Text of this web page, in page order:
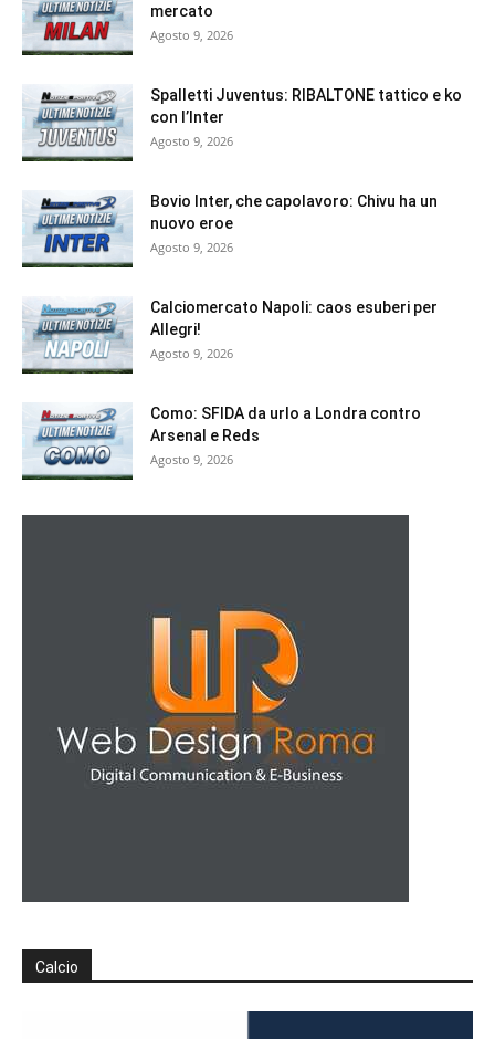
mercato
Agosto 9, 2026
Spalletti Juventus: RIBALTONE tattico e ko
con l’Inter
Agosto 9, 2026
Bovio Inter, che capolavoro: Chivu ha un
nuovo eroe
Agosto 9, 2026
Calciomercato Napoli: caos esuberi per
Allegri!
Agosto 9, 2026
Como: SFIDA da urlo a Londra contro
Arsenal e Reds
Agosto 9, 2026
Calcio